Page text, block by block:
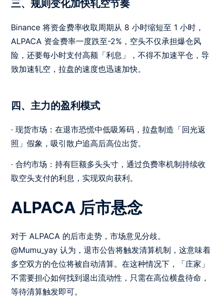
三、规则变化加快轧空节奏
Binance 将资金费率收取周期从 8 小时缩短至 1 小时，
ALPACA 资金费率一度跌至-2%，空头不仅承担爆仓风
险，还要每小时支付高额「利息」，不得不加速平仓，导
致加速轧空，拉盘的速度也迅速加快。
四、主力的盈利模式
· 现货市场：在退市恐慌中低吸筹码，拉盘制造「回光返
照」假象，吸引散户追高后高位出货。
· 合约市场：持有巨额多头头寸，通过负费率机制持续收
取空头支付的利息，实现双向获利。
ALPACA 后市悬念
对于 ALPACA 的后市走势，市场意见分歧。
@Mumu_yay 认为，退市公告将触发清算机制，这意味着
多空双方的仓位将被自动清算。在这种情况下，「庄家」
不需要担心如何找到退出流动性，只需在高位横盘待命，
等待清算触发即可。